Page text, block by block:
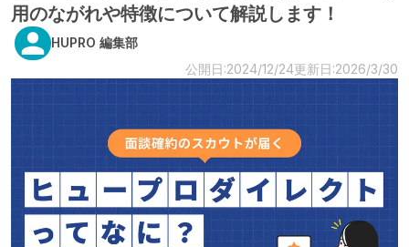
用のながれや特徴について解説します！
HUPRO 編集部
公開日:2024/12/24更新日:2026/3/30